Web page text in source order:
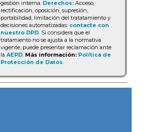
gestión interna. Derechos: Acceso,
rectificación, oposición, supresión,
portabilidad, limitación del tratatamiento y
decisiones automatizadas: contacte con
nuestro DPD. Si considera que el
tratamiento no se ajusta a la normativa
vigente, puede presentar reclamación ante
la AEPD. Más información: Política de
Protección de Datos.